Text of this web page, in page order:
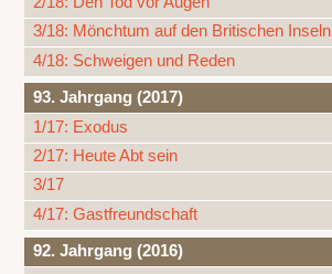
3/18: Mönchtum auf den Britischen Inseln
4/18: Schweigen und Reden
93. Jahrgang (2017)
1/17: Exodus
2/17: Heute Abt sein
3/17
4/17: Gastfreundschaft
92. Jahrgang (2016)